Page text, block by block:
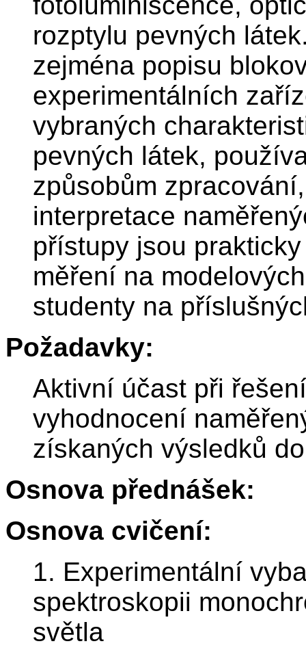
rozptylu pevných
zejména popisu
experimentálních
vybraných
pevných látek,
způsobům
interpretace
přístupy jsou
měření na
studenty na
Požadavky:
Aktivní účast při
vyhodnocení
získaných výsledků
Osnova přednášek:
Osnova cvičení:
1. Experimentální
spektroskopii
světla